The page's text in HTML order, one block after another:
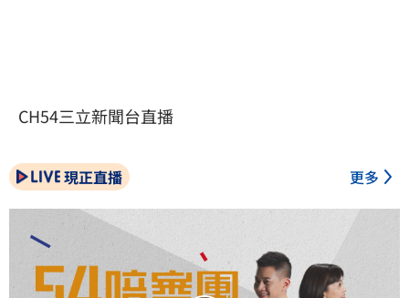
CH54三立新聞台直播
現正直播 更多